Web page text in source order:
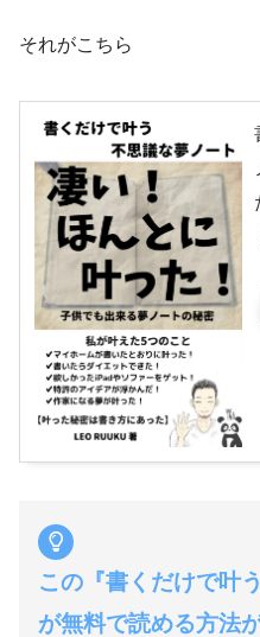
それがこちら
この『書くだけで叶
が無料で読める方法